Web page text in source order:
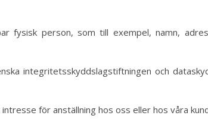
fysisk person, som till exempel, namn,
integritetsskyddslagstiftningen och
för anställning hos oss eller hos våra